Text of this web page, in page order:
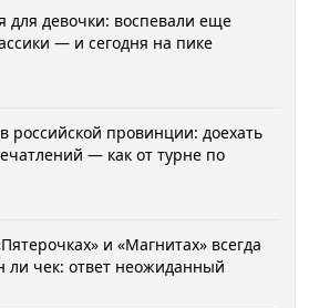
для девочки: воспевали еще
— и сегодня на пике
российской провинции: доехать
— как от турне по
и «Магнитах» всегда
чек: ответ неожиданный